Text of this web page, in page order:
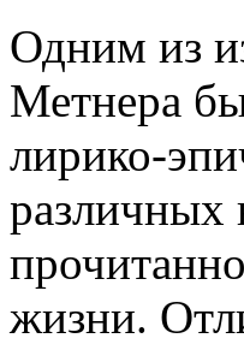
Одним из
Метнера
лирико-
различных
жизни.